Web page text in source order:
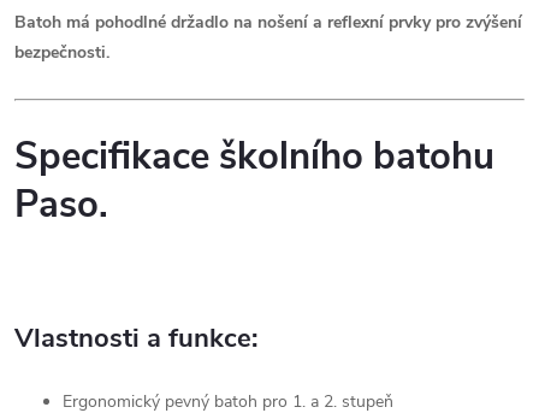
Batoh má pohodlné držadlo na nošení a reflexní prvky pro zvýšení
bezpečnosti.
Specifikace školního batohu
Paso.
Vlastnosti a funkce:
Ergonomický pevný batoh pro 1. a 2. stupeň